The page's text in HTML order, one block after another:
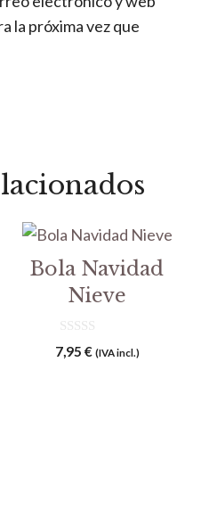
la próxima vez que
Bola Navidad
Nieve
0
d
7,95 € (IVA incl.)